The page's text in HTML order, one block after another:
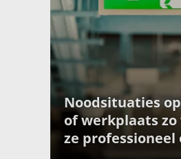
Noodsituaties
of werkplaats zo
ze professioneel